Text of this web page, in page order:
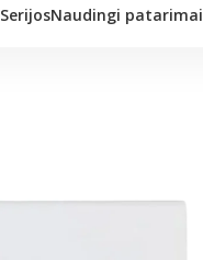
SerijosNaudingi patarimai